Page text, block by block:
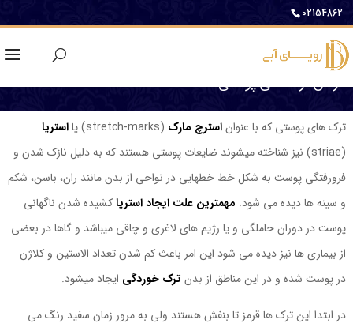
02154862
درمان ترک های پوستی
ترک های پوستی که با عنواناسترچ مارک (stretch-marks) یا
استریا
(striae) نیز شناخته میشوند ضایعات پوستی هستند که به دلیل نازک شدن و
فرورفتگی پوست به شکل خط خطهایی در نواحی از بدن مانند ران، باسن، شکم
و سینه ها دیده می شود. مهمترین علت ایجاد استریاکشیده شدن ناگهانی
پوست در دوران حاملگی و یا رژیم های لاغری و چاقی میباشد و گاها در بعضی
از بیماری ها نیز دیده می شود این امر باعث کم شدن تعداد الاستین و کلاژن
در پوست شده و در این مناطق از بدن ترک خوردگی ایجاد میشود.
در ابتدا این ترک ها قرمز تا بنفش هستند ولی به مرور زمان سفید رنگ می